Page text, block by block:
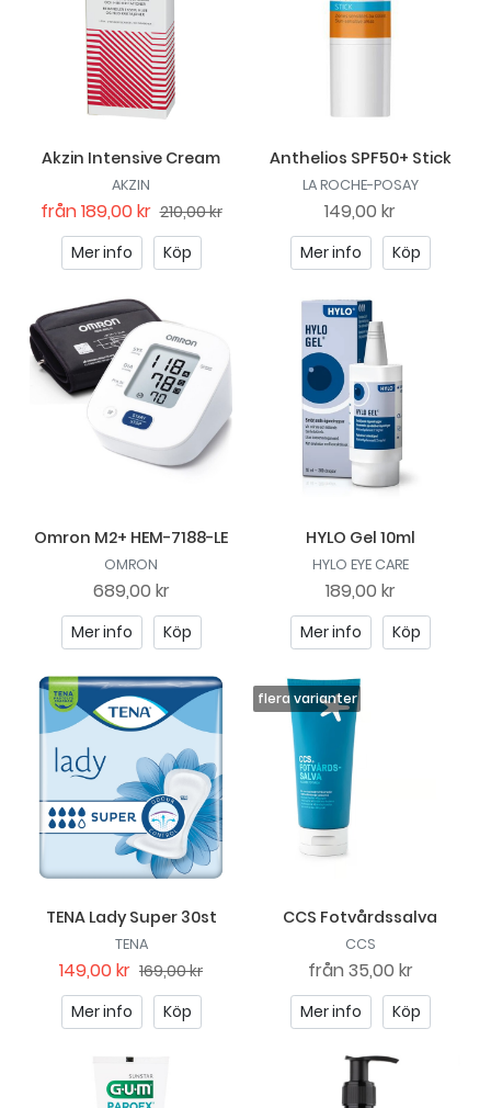
Akzin Intensive Cream
AKZIN
från189,00 kr 210,00 kr
Mer info
Köp
Anthelios SPF50+ Stick
LA ROCHE-POSAY
149,00 kr
Mer info Köp
Omron M2+ HEM-7188-LE
OMRON
689,00 kr
Mer info Köp
HYLO Gel 10ml
HYLO EYE CARE
189,00 kr
Mer info Köp
TENA Lady Super 30st
TENA
149,00 kr 169,00 kr
Mer info
Köp
CCS Fotvårdssalva
CCS
från 35,00 kr
Mer info Köp